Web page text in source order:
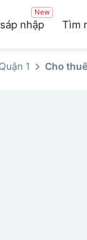
nhập
New
Tìm
Quận 1 Cho